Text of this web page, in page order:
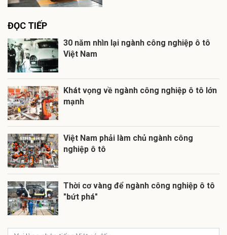
ĐỌC TIẾP
30 năm nhìn lại ngành công nghiệp ô tô
Việt Nam
Khát vọng về ngành công nghiệp ô tô lớn
mạnh
Việt Nam phải làm chủ ngành công
nghiệp ô tô
Thời cơ vàng để ngành công nghiệp ô tô
"bứt phá"